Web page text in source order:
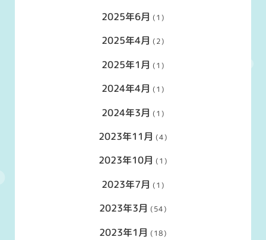
2025年6月 (1)
2025年4月 (2)
2025年1月 (1)
2024年4月 (1)
2024年3月 (1)
2023年11月 (4)
2023年10月 (1)
2023年7月 (1)
2023年3月 (54)
2023年1月 (18)